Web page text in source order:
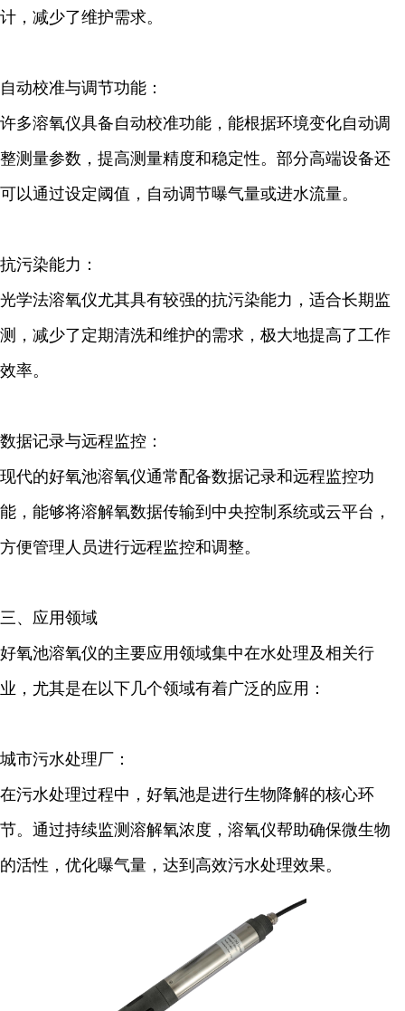
计，减少了维护需求。
自动校准与调节功能：
许多溶氧仪具备自动校准功能，能根据环境变化自动调
整测量参数，提高测量精度和稳定性。部分高端设备还
可以通过设定阈值，自动调节曝气量或进水流量。
抗污染能力：
光学法溶氧仪尤其具有较强的抗污染能力，适合长期监
测，减少了定期清洗和维护的需求，极大地提高了工作
效率。
数据记录与远程监控：
现代的好氧池溶氧仪通常配备数据记录和远程监控功
能，能够将溶解氧数据传输到中央控制系统或云平台，
方便管理人员进行远程监控和调整。
三、应用领域
好氧池溶氧仪的主要应用领域集中在水处理及相关行
业，尤其是在以下几个领域有着广泛的应用：
城市污水处理厂：
在污水处理过程中，好氧池是进行生物降解的核心环
节。通过持续监测溶解氧浓度，溶氧仪帮助确保微生物
的活性，优化曝气量，达到高效污水处理效果。